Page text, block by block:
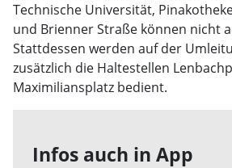
Technische Universität,
und Brienner Straße können nicht
Stattdessen werden auf der
zusätzlich die Haltestellen
Maximiliansplatz bedient.
Infos auch in App